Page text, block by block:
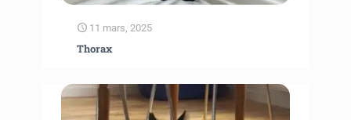
11 mars, 2025
Thorax